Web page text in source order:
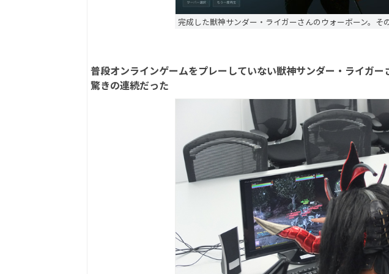
完成した獣神サンダー・ライガーさんのウォーボーン。そ
普段オンラインゲームをプレーしていない獣神サンダー・ライガ
驚きの連続だった